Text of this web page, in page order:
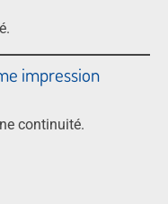
impression
continuité.